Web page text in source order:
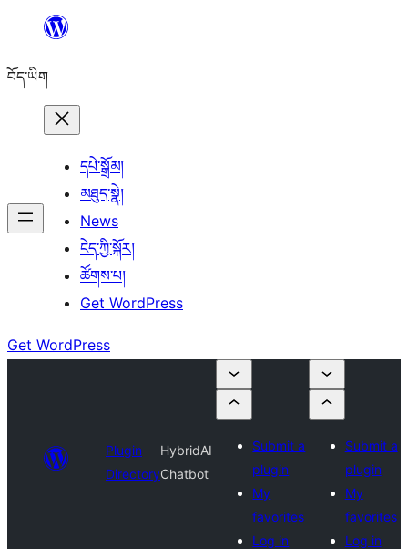
content
བོད་ཡིག
དཔེ་སྒྲོམ།
མཐུད་སྣེ།
News
ངེད་ཀྱི་སྐོར།
ཚོགས་པ།
Get WordPress
Get WordPress
Plugin
Directory
HybridAI
Chatbot
Submit a
plugin
My
favorites
Log in
Submit a
plugin
My
favorites
Log in